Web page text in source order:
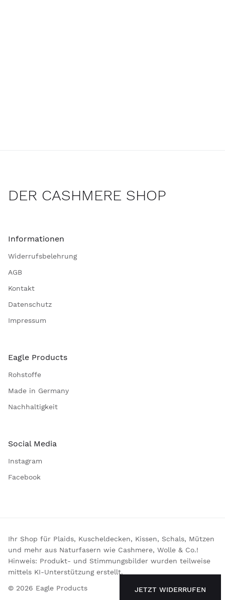
JETZT WIDERRUFEN
DER CASHMERE SHOP
Informationen
Widerrufsbelehrung
AGB
Kontakt
Datenschutz
Impressum
Eagle Products
Rohstoffe
Made in Germany
Nachhaltigkeit
Social Media
Instagram
Facebook
Ihr Shop für Plaids, Kuscheldecken, Kissen, Schals, Mützen
und mehr aus Naturfasern wie Cashmere, Wolle & Co.!
Hinweis: Produkt- und Stimmungsbilder wurden teilweise
mittels KI-Unterstützung erstellt.
© 2026 Eagle Products